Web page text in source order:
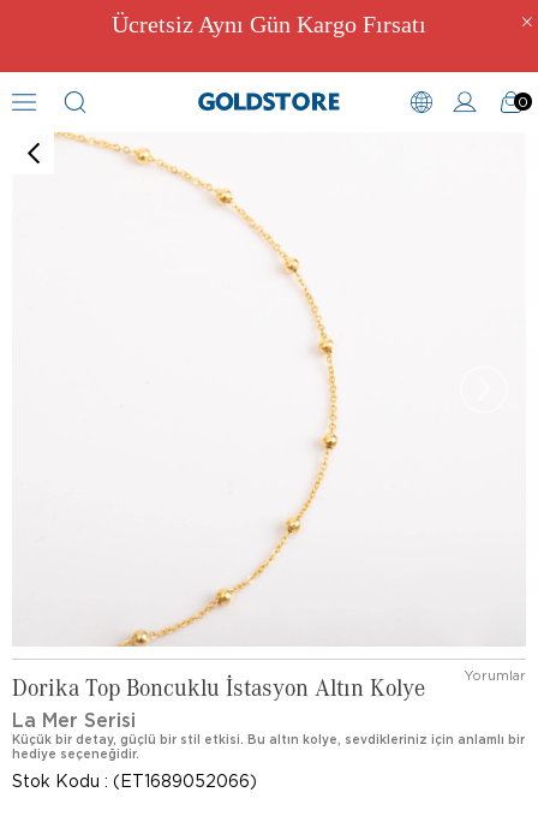
Ücretsiz Aynı Gün Kargo Fırsatı
0
Dorika Top Boncuklu İstasyon Altın Kolye Yorumlar
La Mer Serisi
Küçük bir detay, güçlü bir stil etkisi. Bu altın kolye, sevdikleriniz için anlamlı bir
hediye seçeneğidir.
Stok Kodu (ET1689052066)